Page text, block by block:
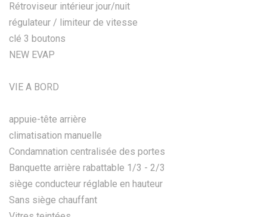
Rétroviseur intérieur jour/nuit
régulateur / limiteur de vitesse
clé 3 boutons
NEW EVAP
VIE A BORD
appuie-tête arrière
climatisation manuelle
Condamnation centralisée des portes
Banquette arrière rabattable 1/3 - 2/3
siège conducteur réglable en hauteur
Sans siège chauffant